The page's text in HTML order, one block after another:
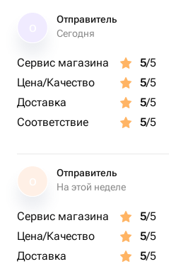
Отправитель
Сегодня
Сервис магазина 5/5
Цена/Качество
5/5
Доставка
5/5
Соответствие
5/5
О
Отправитель
На этой неделе
Сервис магазина 5/5
Цена/Качество
5/5
Доставка
5/5